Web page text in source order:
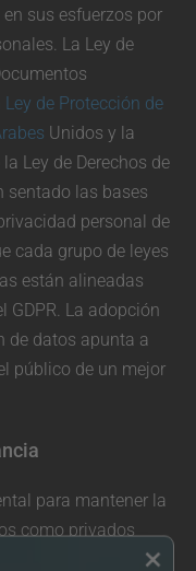
sus esfuerzos por
La Ley de
Ley de Protección de
Unidos y la
Ley de Derechos de
sentado las bases
personal de
cada grupo de leyes
están alineadas
GDPR. La adopción
de datos apunta a
público de un mejor
para mantener la
como privados
mundo cada vez
×